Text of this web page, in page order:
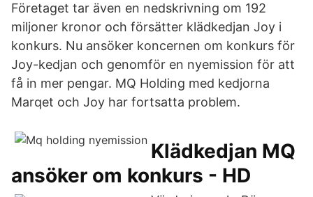
Företaget tar även en nedskrivning om 192
miljoner kronor och försätter klädkedjan Joy i
konkurs. Nu ansöker koncernen om konkurs för
Joy-kedjan och genomför en nyemission för att
få in mer pengar. MQ Holding med kedjorna
Marqet och Joy har fortsatta problem.
Klädkedjan MQ
ansöker om konkurs - HD